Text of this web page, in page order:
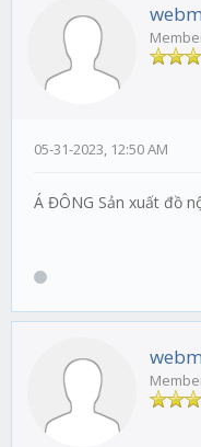
05-31-2023, 12:50 AM
Á ĐÔNG Sản xuất đồ